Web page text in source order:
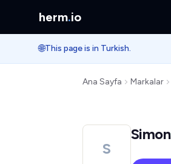
herm.io
🌐This page is in Turkish.
Ana Sayfa Markalar
S
Simon